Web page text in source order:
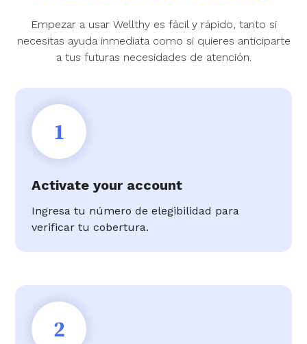
Empezar a usar Wellthy es fácil y rápido, tanto si
necesitas ayuda inmediata como si quieres anticiparte
a tus futuras necesidades de atención.
1
Activate your account
Ingresa tu número de elegibilidad para
verificar tu cobertura.
2